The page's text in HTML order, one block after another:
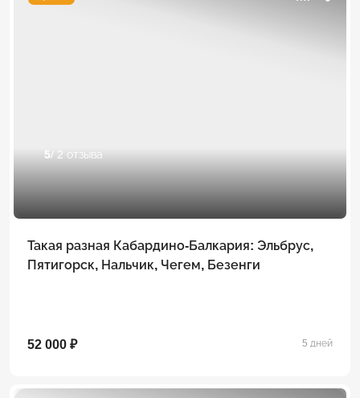
5/ 2 отзыва
Такая разная Кабардино-Балкария: Эльбрус,
Пятигорск, Нальчик, Чегем, Безенги
52 000 ₽ 5 дней